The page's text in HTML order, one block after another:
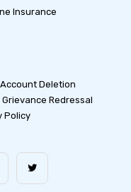
Insurance
Account Deletion
Grievance Redressal
Policy